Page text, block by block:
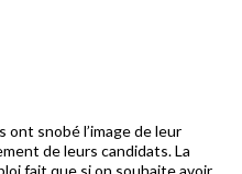
snobé l’image de leur
de leurs candidats. La